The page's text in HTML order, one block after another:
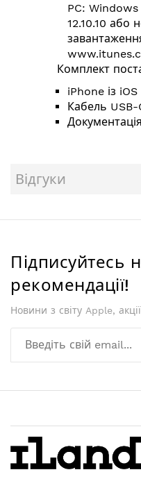
PC:
12.10.10 або
Комплект
iPhone із iOS
Кабель
Документація
Відгуки
Підписуйтесь
рекомендації!
Новини з світу Apple,